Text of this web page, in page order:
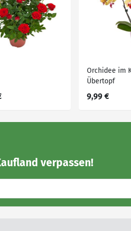
Orchidee im
Übertopf
9,99 €
verpassen!